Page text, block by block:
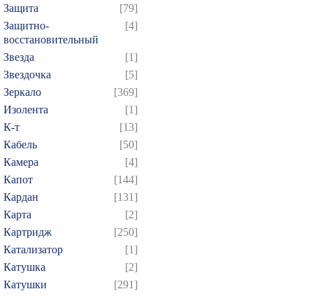
Защита
[79]
Защитно-
восстановительный
[4]
Звезда
[1]
Звездочка
[5]
Зеркало
[369]
Изолента
[1]
К-т
[13]
Кабель
[50]
Камера
[4]
Капот
[144]
Кардан
[131]
Карта
[2]
Картридж
[250]
Катализатор
[1]
Катушка
[2]
Катушки
[291]